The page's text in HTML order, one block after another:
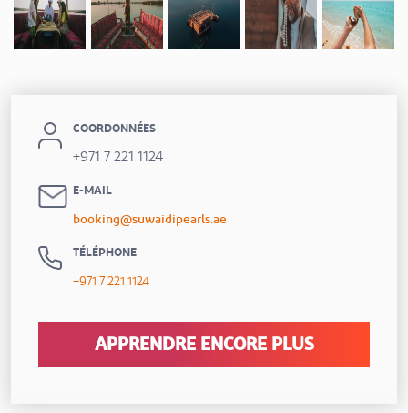
COORDONNÉES
+971 7 221 1124
E-MAIL
booking@suwaidipearls.ae
TÉLÉPHONE
+971 7 221 1124
APPRENDRE ENCORE PLUS